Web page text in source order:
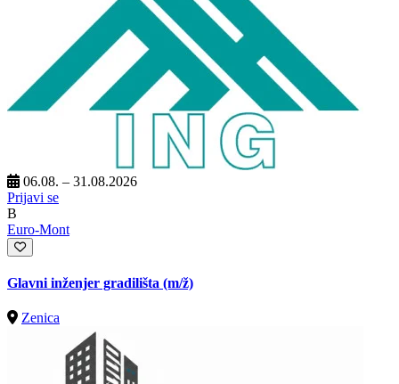
06.08. – 31.08.2026
Prijavi se
B
Euro-Mont
Glavni inženjer gradilišta (m/ž)
Zenica